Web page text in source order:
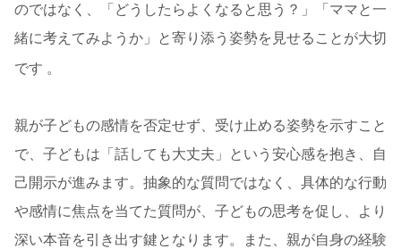
のではなく、「どうしたらよくなると思う？」「ママと一
緒に考えてみようか」と寄り添う姿勢を見せることが大切
です 。
親が子どもの感情を否定せず、受け止める姿勢を示すこと
で、子どもは「話しても大丈夫」という安心感を抱き、自
己開示が進みます。抽象的な質問ではなく、具体的な行動
や感情に焦点を当てた質問が、子どもの思考を促し、より
深い本音を引き出す鍵となります。また、親が自身の経験